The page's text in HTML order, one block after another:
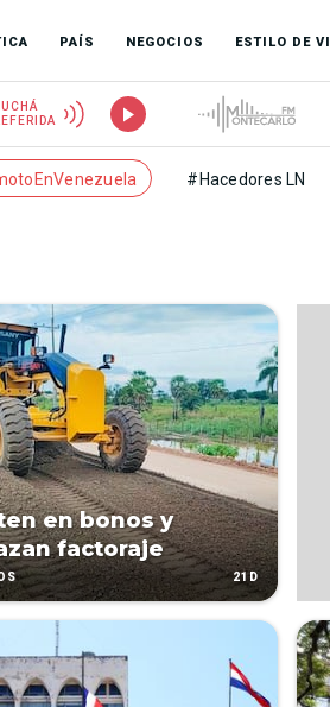
PAÍS NEGOCIOS ESTILO DE
#Hacedores LN
en bonos y
factoraje
21D